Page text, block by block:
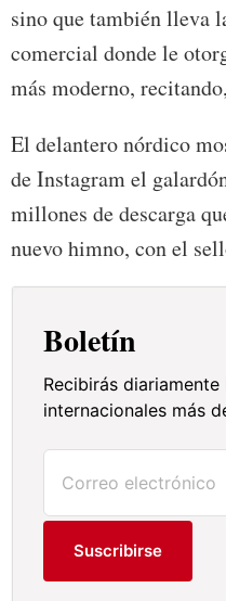
sino que también lleva
comercial donde le
más moderno,
El delantero nórdico
de Instagram el
millones de descarga
nuevo himno, con el
Boletín
Recibirás
internacionales más
Suscribirse